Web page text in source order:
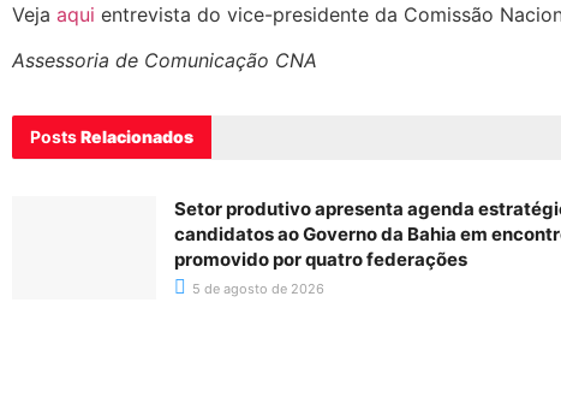
Veja aqui entrevista do vice-presidente da Comissão
Assessoria de Comunicação CNA
PostsRelacionados
Setor produtivo apresenta agenda
candidatos ao Governo da Bahia em
promovido por quatro federações
5 de agosto de 2026